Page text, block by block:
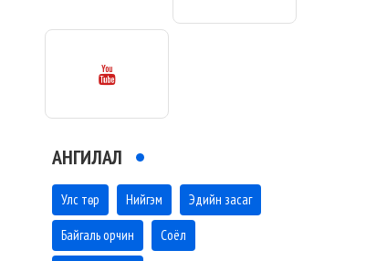
АНГИЛАЛ
Улс төр Нийгэм Эдийн засаг
Байгаль орчин Соёл